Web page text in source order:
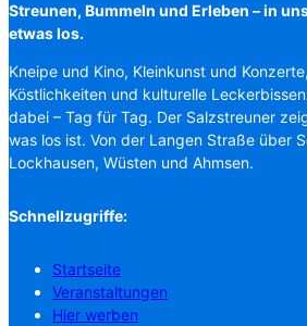
Streunen, Bummeln und Erleben – in
etwas los.
Kneipe und Kino, Kleinkunst und
Köstlichkeiten und kulturelle
dabei – Tag für Tag. Der Salzstreuner
was los ist. Von der Langen Straße über
Lockhausen, Wüsten und Ahmsen.
Schnellzugriffe:
Startseite
Veranstaltungen
Hier werben